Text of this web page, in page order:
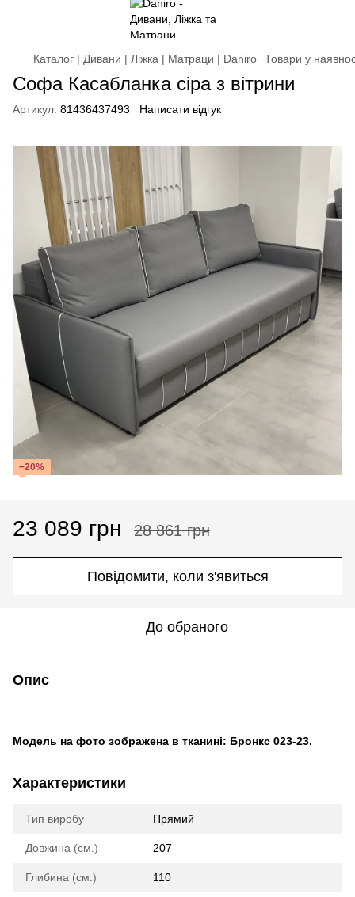
Каталог | Дивани | Ліжка | Матраци | Daniro Товари у
Софа Касабланка сіра з вітрини
Артикул: 81436437493 Написати відгук
−20%
23 089 грн 28 861 грн
Повідомити, коли з'явиться
До обраного
Опис
Модель на фото зображена в тканині: Бронкс 023-23.
Характеристики
Тип виробу Прямий
Довжина (см.) 207
Глибина (см.) 110